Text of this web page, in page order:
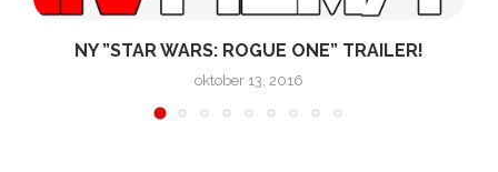
NY ”STAR WARS: ROGUE ONE” TRAILER!
oktober 13, 2016